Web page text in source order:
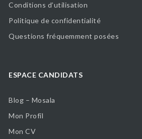
Conditions d’utilisation
Politique de confidentialité
Questions fréquemment posées
ESPACE CANDIDATS
Blog – Mosala
Mon Profil
Mon CV